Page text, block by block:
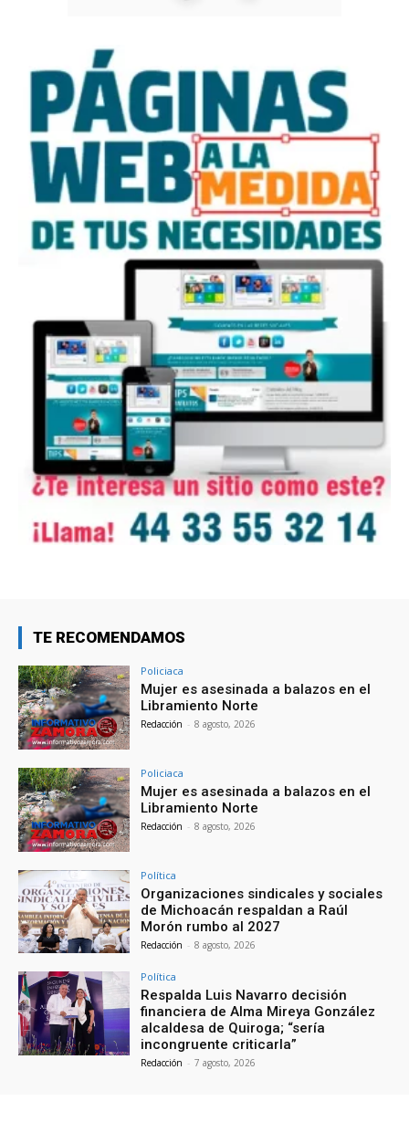
TE RECOMENDAMOS
Policiaca
Mujer es asesinada a balazos en el
Libramiento Norte
Redacción - 8 agosto, 2026
Policiaca
Mujer es asesinada a balazos en el
Libramiento Norte
Redacción - 8 agosto, 2026
Política
Organizaciones sindicales y sociales
de Michoacán respaldan a Raúl
Morón rumbo al 2027
Redacción - 8 agosto, 2026
Política
Respalda Luis Navarro decisión
financiera de Alma Mireya González
alcaldesa de Quiroga; “sería
incongruente criticarla”
Redacción - 7 agosto, 2026